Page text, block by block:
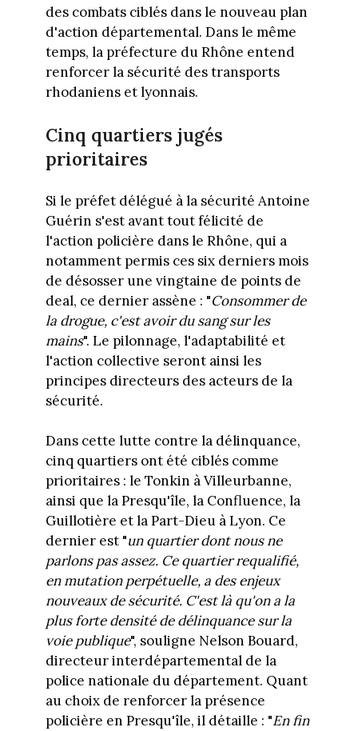
des combats ciblés dans le nouveau plan
d'action départemental. Dans le même
temps, la préfecture du Rhône entend
renforcer la sécurité des transports
rhodaniens et lyonnais.
Cinq quartiers jugés
prioritaires
Si le préfet délégué à la sécurité Antoine
Guérin s'est avant tout félicité de
l'action policière dans le Rhône, qui a
notamment permis ces six derniers mois
de désosser une vingtaine de points de
deal, ce dernier assène : "Consommer de
la drogue, c'est avoir du sang sur les
mains". Le pilonnage, l'adaptabilité et
l'action collective seront ainsi les
principes directeurs des acteurs de la
sécurité.
Dans cette lutte contre la délinquance,
cinq quartiers ont été ciblés comme
prioritaires : le Tonkin à Villeurbanne,
ainsi que la Presqu'île, la Confluence, la
Guillotière et la Part-Dieu à Lyon. Ce
dernier est "un quartier dont nous ne
parlons pas assez. Ce quartier requalifié,
en mutation perpétuelle, a des enjeux
nouveaux de sécurité. C'est là qu'on a la
plus forte densité de délinquance sur la
voie publique", souligne Nelson Bouard,
directeur interdépartemental de la
police nationale du département. Quant
au choix de renforcer la présence
policière en Presqu'île, il détaille : "En fin